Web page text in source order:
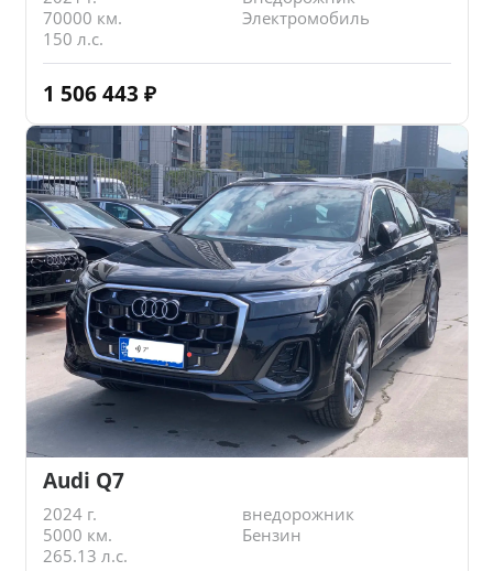
70000 км.
Электромобиль
150 л.с.
1 506 443 ₽
Audi Q7
2024 г.
внедорожник
5000 км.
Бензин
265.13 л.с.